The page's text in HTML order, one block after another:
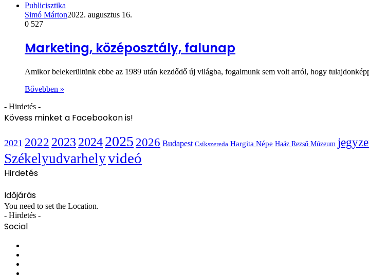
Publicisztika
Simó Márton2022. augusztus 16.
0 527
Marketing, középosztály, falunap
Amikor belekerültünk ebbe az 1989 után kezdődő új világba, fogalmunk sem volt arról, hogy
Bővebben »
- Hirdetés -
Kövess minket a Facebookon is!
2021 2022 2023 20242025 2026 Budapest Csíkszereda Hargita Népe Haáz Rezső Múzeum
Székelyudvarhelyvideó
Hirdetés
Időjárás
You need to set the Location.
- Hirdetés -
Social